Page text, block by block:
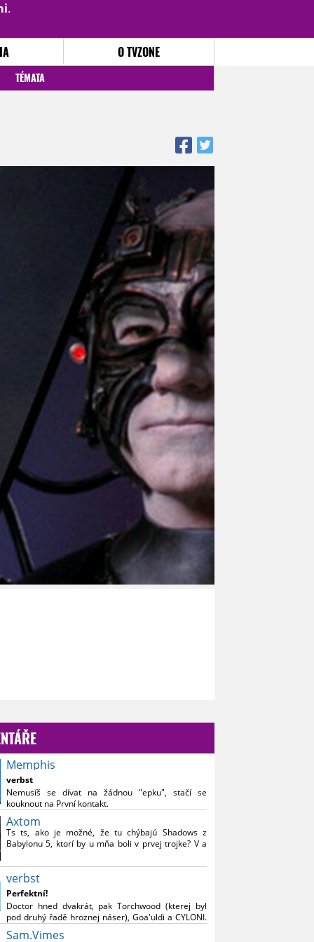
.
O TVZONE
TÉMATA
Memphis
verbst
Nemusíš se dívat na žádnou "epku", stačí se
kouknout na První kontakt.
Axtom
Ts ts, ako je možné, že tu chýbajú Shadows z
Babylonu 5, ktorí by u mňa boli v prvej trojke? V a
verbst
Perfektní!
Doctor hned dvakrát, pak Torchwood (kterej byl
pod druhý řadě hroznej náser), Goa'uldi a CYLONI.
Super článek.
Sam.Vimes